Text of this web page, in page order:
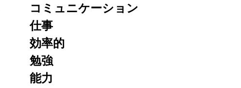
コミュニケーション
仕事
効率的
勉強
能力